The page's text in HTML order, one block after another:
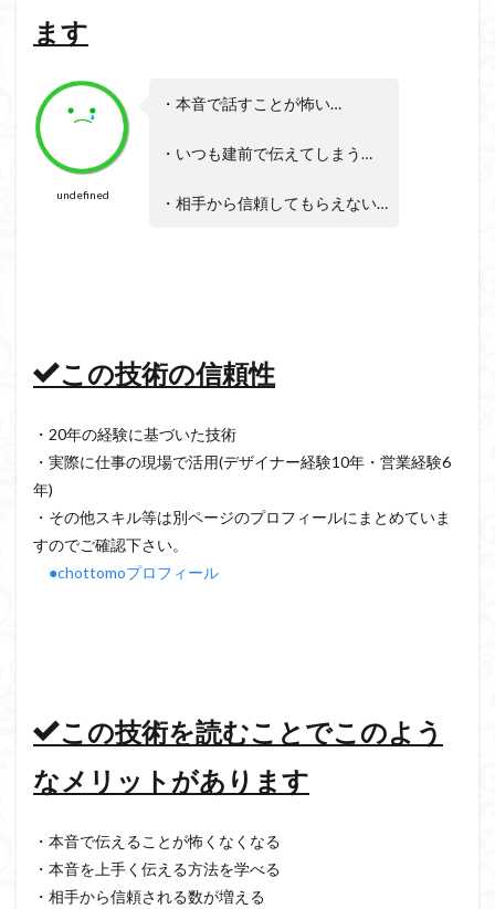
ます
undefined
・本音で話すことが怖い…
・いつも建前で伝えてしまう…
・相手から信頼してもらえない…
この技術の信頼性
・20年の経験に基づいた技術
・実際に仕事の現場で活用(デザイナー経験10年・営業経験6
年)
・その他スキル等は別ページのプロフィールにまとめていま
すのでご確認下さい。
●chottomoプロフィール
この技術を読むことでこのよう
なメリットがあります
・本音で伝えることが怖くなくなる
・本音を上手く伝える方法を学べる
・相手から信頼される数が増える